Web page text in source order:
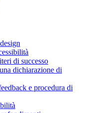
di successo
dichiarazione di
e procedura di